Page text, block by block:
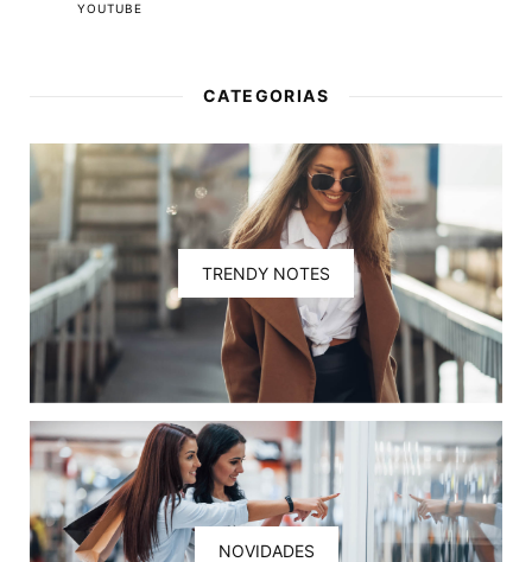
YOUTUBE
CATEGORIAS
TRENDY NOTES
NOVIDADES